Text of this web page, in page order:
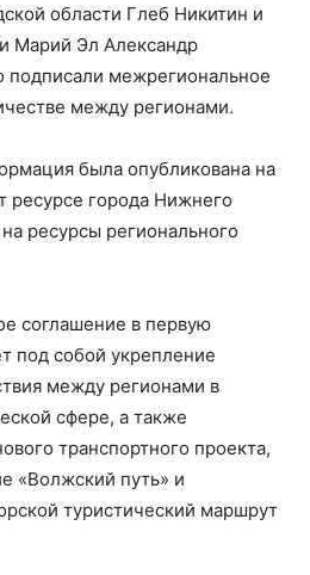
области Глеб Никитин и
Марий Эл Александр
подписали межрегиональное
между регионами.
была опубликована на
ресурсе города Нижнего
ресурсы регионального
соглашение в первую
под собой укрепление
между регионами в
сфере, а также
транспортного проекта,
«Волжский путь» и
туристический маршрут